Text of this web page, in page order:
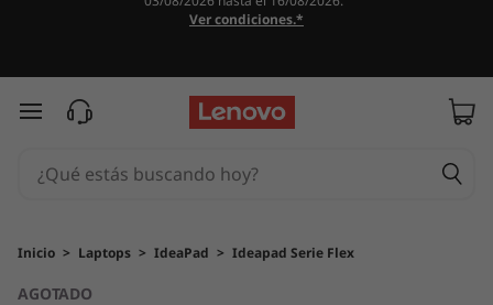
Ver condiciones.*
Ir al contenido principal
Inicio > Laptops > IdeaPad > Ideapad Serie Flex
AGOTADO